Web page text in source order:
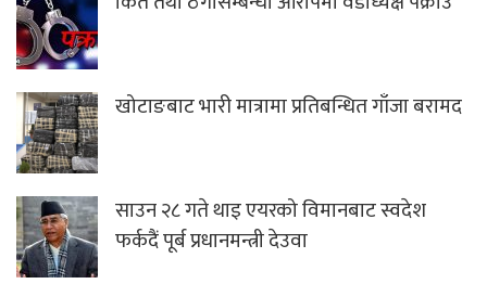
खोटाङबाट भारी मात्रामा प्रतिबन्धित गाँजा बरामद
साउन २८ गते थाइ एयरको विमानबाट स्वदेश
फर्कदैं पूर्ब प्रधानमन्त्री देउवा